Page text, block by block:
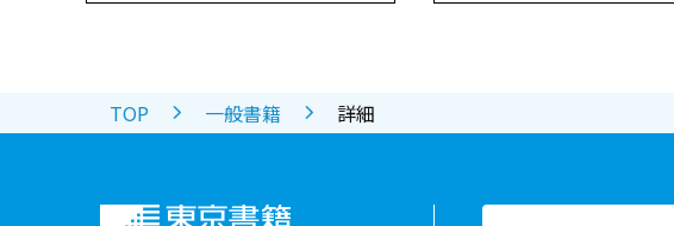
TOP 一般書籍 詳細